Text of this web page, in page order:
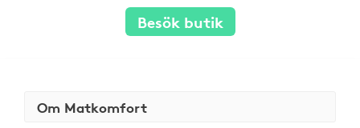
Besök butik
Om Matkomfort